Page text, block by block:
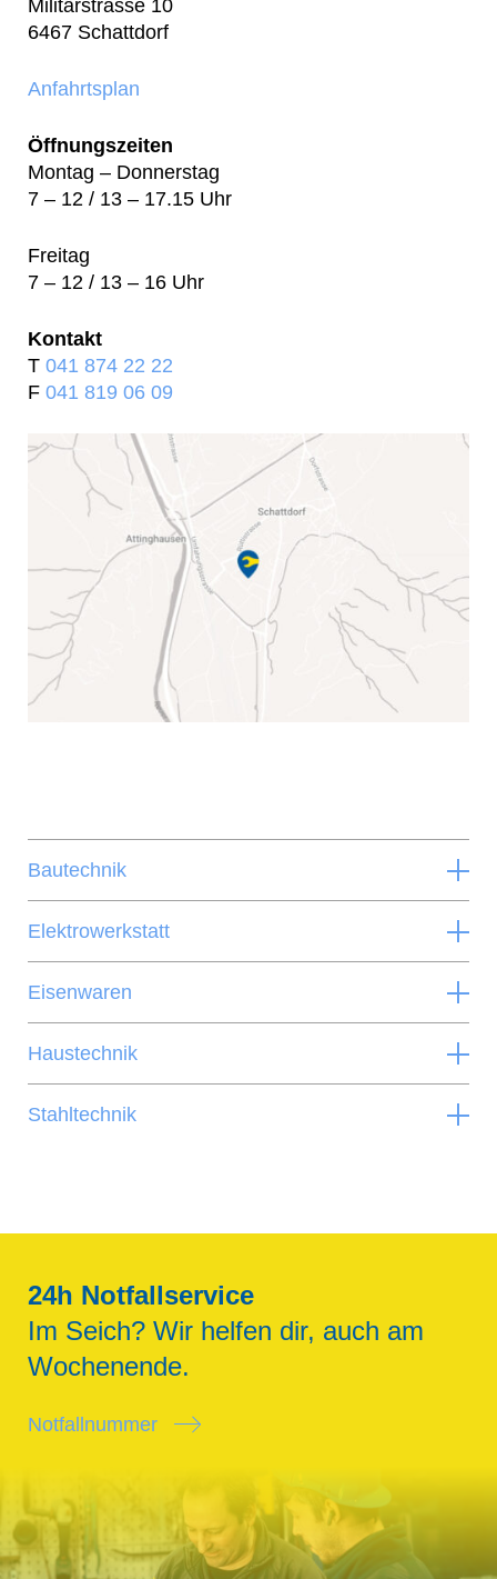
Militärstrasse 10
6467 Schattdorf
Anfahrtsplan
Öffnungszeiten
Montag – Donnerstag
7 – 12 / 13 – 17.15 Uhr
Freitag
7 – 12 / 13 – 16 Uhr
Kontakt
T 041 874 22 22
F 041 819 06 09
Bautechnik
Elektrowerkstatt
Eisenwaren
Haustechnik
Stahltechnik
24h Notfallservice
Im Seich? Wir helfen dir, auch am
Wochenende.
Notfallnummer